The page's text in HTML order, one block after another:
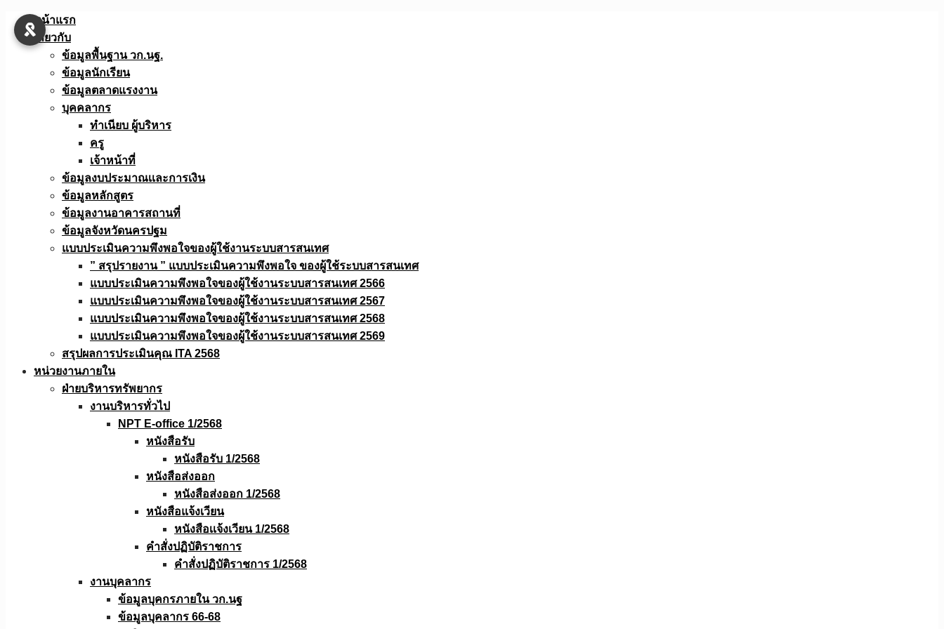
Skip
หน้าแรก
เกี่ยวกับ
ข้อมูลพื้นฐาน วก.นฐ.
ข้อมูลนักเรียน
ข้อมูลตลาดแรงงาน
บุคคลากร
ทำเนียบ ผู้บริหาร
ครู
เจ้าหน้าที่
ข้อมูลงบประมาณเเละการเงิน
ข้อมูลหลักสูตร
ข้อมูลงานอาคารสถานที่
ข้อมูลจังหวัดนครปฐม
แบบประเมินความพึงพอใจของผู้ใช้งานระบบสารสนเทศ
” สรุปรายงาน ” แบบประเมินความพึงพอใจ ของผู้ใช้ระบบสารสนเทศ
แบบประเมินความพึงพอใจของผู้ใช้งานระบบสารสนเทศ 2566
แบบประเมินความพึงพอใจของผู้ใช้งานระบบสารสนเทศ 2567
แบบประเมินความพึงพอใจของผู้ใช้งานระบบสารสนเทศ 2568
แบบประเมินความพึงพอใจของผู้ใช้งานระบบสารสนเทศ 2569
สรุปผลการประเมินคุณ ITA 2568
หน่วยงานภายใน
ฝ่ายบริหารทรัพยากร
งานบริหารทั่วไป
NPT E-office 1/2568
หนังสือรับ
หนังสือรับ 1/2568
หนังสือส่งออก
หนังสือส่งออก 1/2568
หนังสือแจ้งเวียน
หนังสือเเจ้งเวียน 1/2568
คำสั่งปฏิบัติราชการ
คำสั่งปฏิบัติราชการ 1/2568
งานบุคลากร
ข้อมูลบุคกรภายใน วก.นฐ
ข้อมูลบุคลากร 66-68